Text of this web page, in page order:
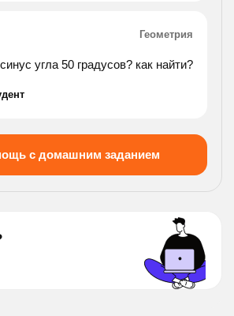
Геометрия
угла 50 градусов? как найти?
с домашним заданием